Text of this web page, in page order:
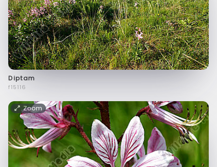
Diptam
f15116
Zoom